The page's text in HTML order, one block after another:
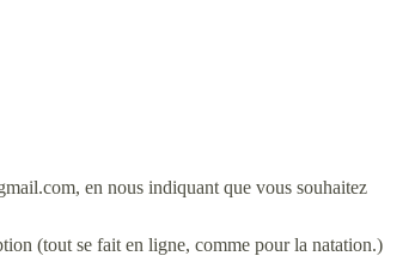
en nous indiquant que vous souhaitez
(tout se fait en ligne, comme pour la natation.)